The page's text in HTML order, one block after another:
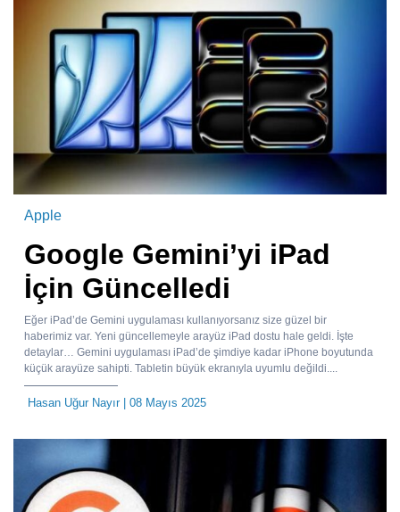
Apple
Google Gemini’yi iPad
İçin Güncelledi
Eğer iPad’de Gemini uygulaması kullanıyorsanız size güzel bir
haberimiz var. Yeni güncellemeyle arayüz iPad dostu hale geldi. İşte
detaylar… Gemini uygulaması iPad’de şimdiye kadar iPhone boyutunda
küçük arayüze sahipti. Tabletin büyük ekranıyla uyumlu değildi....
Hasan Uğur Nayır| 08 Mayıs 2025